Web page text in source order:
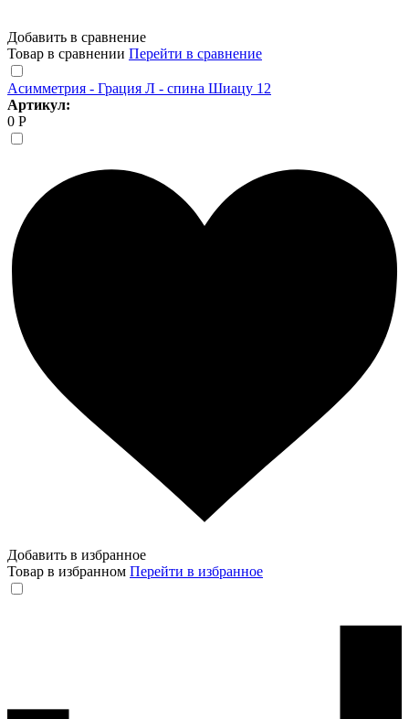
Добавить в сравнение
Товар в сравнении Перейти в сравнение
Асимметрия - Грация Л - спина Шиацу 12
Артикул:
0 Р
Добавить в избранное
Товар в избранном Перейти в избранное